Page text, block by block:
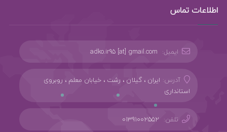
اطلاعات تماس
ایمیل: adko.ir95 [at] gmail.com
آدرس: ایران ، گیلان ، رشت ، خیابان معلم ، روبروی
استانداری
تلفن: 01391002552